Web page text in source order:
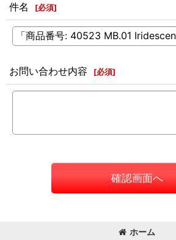
件名 [必須]
お問い合わせ内容 [必須]
確認画面へ
ホーム